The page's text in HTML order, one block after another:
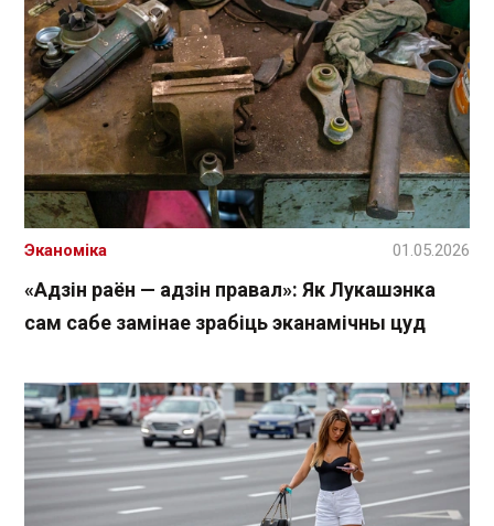
«Адзін раён — адзін правал»: Як Лукашэнка
сам сабе замінае зрабіць эканамічны цуд
Эканоміка 01.05.2026